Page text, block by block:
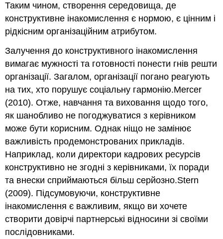
Таким чином, створення середовища, де
конструктивне інакомислення є нормою, є цінним і
рідкісним організаційним атрибутом.
Залучення до конструктивного інакомислення
вимагає мужності та готовності понести гнів решти
організації. Загалом, організації погано реагують
на тих, хто порушує соціальну гармонію.Mercer
(2010). Отже, навчання та виховання щодо того,
як шанобливо не погоджуватися з керівником
може бути корисним. Однак ніщо не замінює
важливість продемонстрованих прикладів.
Наприклад, коли директори кадрових ресурсів
конструктивно не згодні з керівниками, їх поради
та внески сприймаються більш серйозно.Stern
(2009). Підсумовуючи, конструктивне
інакомислення є важливим, якщо ви хочете
створити довірчі партнерські відносини зі своїми
послідовниками.